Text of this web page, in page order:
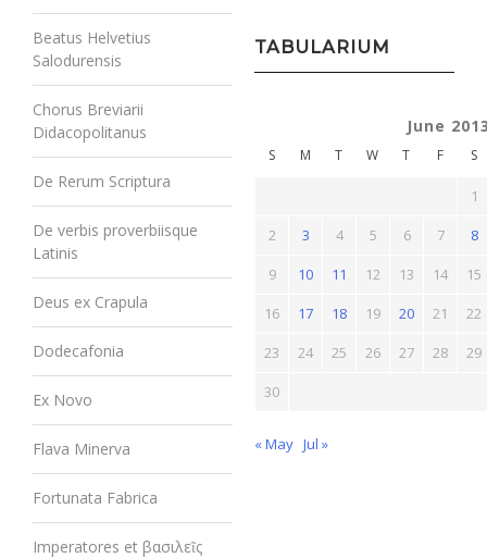
Beatus Helvetius
Salodurensis
Chorus Breviarii
Didacopolitanus
De Rerum Scriptura
De verbis proverbiisque
Latinis
Deus ex Crapula
Dodecafonia
Ex Novo
Flava Minerva
Fortunata Fabrica
Imperatores et βασιλεῖς
TABULARIUM
June
S M T W T F S
1
2
3 4 5 6 7
8
9
10 11 12 13 14
15
16
17 18 19 20 21
22
23
24 25 26 27 28
29
30
« May Jul »